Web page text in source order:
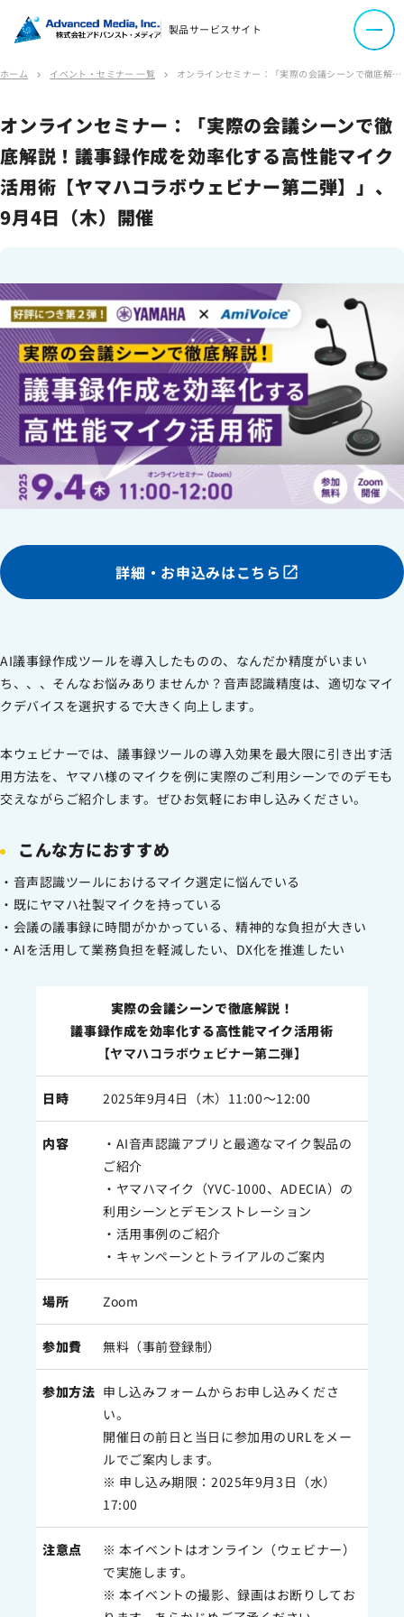
会社案内
オウンドメディア
コーポレートサイト
サイトのご利用について
ソーシャルメディアポリシー
プライバシーポリシー
情報セキュリティポリシー
労働者派遣事業に関わる情報
メールマガジン
製品サービスサイト
ホーム chevron_right イベント・セミナー 一覧 chevron_right オンラインセミナー：「実際の会議シーンで徹底解説！議事録作成を効率化する高性能マイク活用術【ヤマハコラボウェビナー第二弾】」、9月4日（木）開催
オンラインセミナー：「実際の会議シーンで徹
底解説！議事録作成を効率化する高性能マイク
活用術【ヤマハコラボウェビナー第二弾】」、
9月4日（木）開催
詳細・お申込みはこちら
AI議事録作成ツールを導入したものの、なんだか精度がいまい
ち、、、そんなお悩みありませんか？音声認識精度は、適切なマイ
クデバイスを選択するで大きく向上します。
本ウェビナーでは、議事録ツールの導入効果を最大限に引き出す活
用方法を、ヤマハ様のマイクを例に実際のご利用シーンでのデモも
交えながらご紹介します。​ぜひお気軽にお申し込みください。
こんな方におすすめ
・音声認識ツールにおけるマイク選定に悩んでいる​
・既にヤマハ社製マイクを持っている
・会議の議事録に時間がかかっている、精神的な負担が大きい
・AIを活用して業務負担を軽減したい、DX化を推進したい
実際の会議シーンで徹底解説！
議事録作成を効率化する高性能マイク活用術
【ヤマハコラボウェビナー第二弾】
日時 2025年9月4日（木）11:00～12:00
内容
・AI音声認識アプリと最適なマイク製品の
ご紹介​
・ヤマハマイク（YVC-1000、ADECIA）の
利用シーンとデモンストレーション​
・活用事例のご紹介
・キャンペーンとトライアルのご案内​
場所 Zoom
参加費 無料（事前登録制）
参加方法 申し込みフォームからお申し込みくださ
い。
開催日の前日と当日に参加用のURLをメー
ルでご案内します。
※ 申し込み期限：2025年9月3日（水）
17:00
注意点
※ 本イベントはオンライン（ウェビナー）
で実施します。
※ 本イベントの撮影、録画はお断りしてお